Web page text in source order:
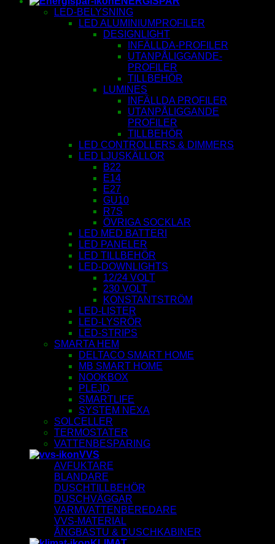
LED-BELYSNING
LED ALUMINIUMPROFILER
DESIGNLIGHT
INFÄLLDA-PROFILER
UTANPÅLIGGANDE-
PROFILER
TILLBEHÖR
LUMINES
INFÄLLDA PROFILER
UTANPÅLIGGANDE
PROFILER
TILLBEHÖR
LED CONTROLLERS & DIMMERS
LED LJUSKÄLLOR
B22
E14
E27
GU10
R7S
ÖVRIGA SOCKLAR
LED MED BATTERI
LED PANELER
LED TILLBEHÖR
LED-DOWNLIGHTS
12/24 VOLT
230 VOLT
KONSTANTSTRÖM
LED-LISTER
LED-LYSRÖR
LED-STRIPS
SMARTA HEM
DELTACO SMART HOME
MB SMART HOME
NOOKBOX
PLEJD
SMARTLIFE
SYSTEM NEXA
SOLCELLER
TERMOSTATER
VATTENBESPARING
VVS
AVFUKTARE
BLANDARE
DUSCHTILLBEHÖR
DUSCHVÄGGAR
VARMVATTENBEREDARE
VVS-MATERIAL
ÅNGBASTU & DUSCHKABINER